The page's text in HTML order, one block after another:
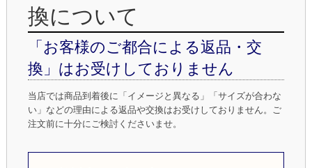
換について
「お客様のご都合による返品・交
換」はお受けしておりません
当店では商品到着後に「イメージと異なる」「サイズが合わな
い」などの理由による返品や交換はお受けしておりません。ご
注文前に十分にご検討くださいませ。